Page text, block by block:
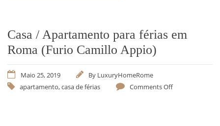
Casa / Apartamento para férias em
Roma (Furio Camillo Appio)
Maio 25, 2019 By LuxuryHomeRome
apartamento,casa de férias Comments Off